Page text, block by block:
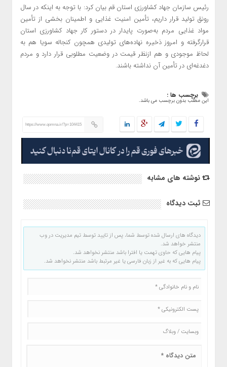
رئیس سازمان جهاد کشاورزی استان قم بیان کرد: با توجه به اینکه در سال
رونق تولید قرار داریم، تأمین امنیت غذایی و اطمینان بخشی از تأمین
مواد غذایی مردم به‌صورت پایدار در دستور کار جهاد کشاورزی استان
قرارگرفته و امروز ذخیره نهاده‌های تولیدی همچون کنجاله سویا هم به
لحاظ موجودی و هم ازنظر قیمت در وضعیت مطلوبی قرار دارد و مردم
دغدغه‌ای در تأمین آن نداشته باشند.
برچسب ها :
این مطلب بدون برچسب می باشد.
https://www.qomna.ir/?p=104415
نوشته های مشابه
ثبت دیدگاه
دیدگاه های ارسال شده توسط شما، پس از تایید توسط تیم مدیریت در وب
منتشر خواهد شد.
پیام هایی که حاوی تهمت یا افترا باشد منتشر نخواهد شد.
پیام هایی که به غیر از زبان فارسی یا غیر مرتبط باشد منتشر نخواهد شد.